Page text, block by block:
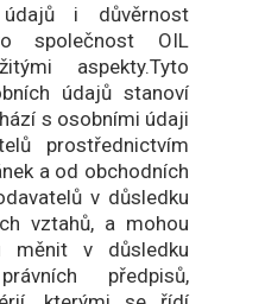
údajů i důvěrnost
společnost OIL
aspekty.Tyto
údajů stanoví
s osobními údaji
prostřednictvím
a od obchodních
v důsledku
vztahů, a mohou
měnit v důsledku
předpisů,